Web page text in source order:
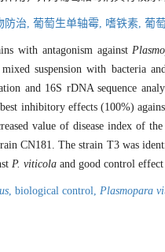
防治, 葡萄生单轴霉, 嗜铁素, 葡
with antagonism against
suspension with bacteria
and 16S rDNA sequence
inhibitory effects (100%)
value of disease index
CN181. The strain T3 was
P. viticola and good control
, biological control, Plasmopara